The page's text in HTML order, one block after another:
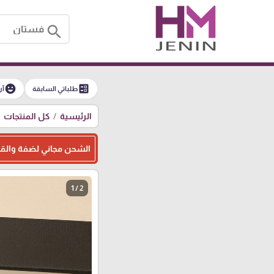
search
ballotطلباتي السابقة emoji_emotions
الرئيسية كل المنتجات
الشحن مجاني لضفة والقدس فوق 300،
1 / 2